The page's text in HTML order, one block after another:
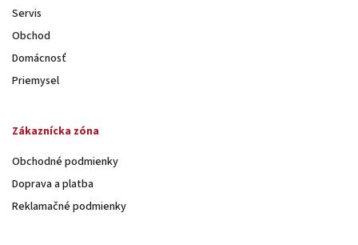
Servis
Obchod
Domácnosť
Priemysel
Zákaznícka zóna
Obchodné podmienky
Doprava a platba
Reklamačné podmienky